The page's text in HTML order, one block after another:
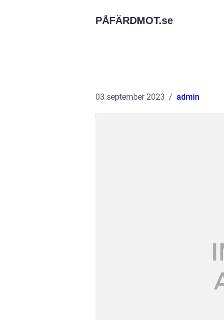
PÅFÄRDMOT.se
03 september 2023 admin